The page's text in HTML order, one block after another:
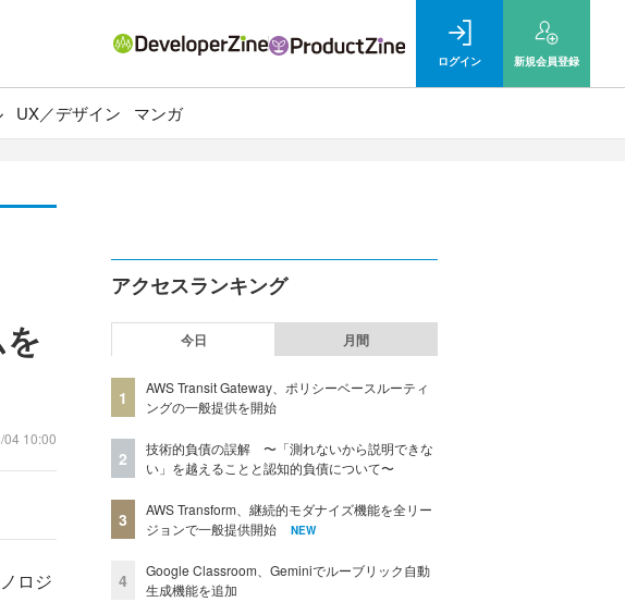
ログイン 新規会員登録
UX／デザイン マンガ
10:00
ロジ
アクセスランキング
今日 月間
1
AWS Transit Gateway、ポリシーベースルーティ
ングの一般提供を開始
2
技術的負債の誤解 〜「測れないから説明できな
い」を越えることと認知的負債について〜
3
AWS Transform、継続的モダナイズ機能を全リー
ジョンで一般提供開始
NEW
4
Google Classroom、Geminiでルーブリック自動
生成機能を追加